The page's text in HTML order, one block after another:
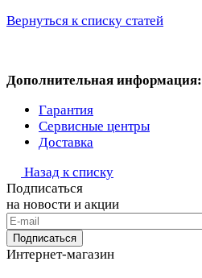
Вернуться к списку статей
Дополнительная информация:
Гарантия
Сервисные центры
Доставка
Назад к списку
Подписаться
на новости и акции
Подписаться
Интернет-магазин